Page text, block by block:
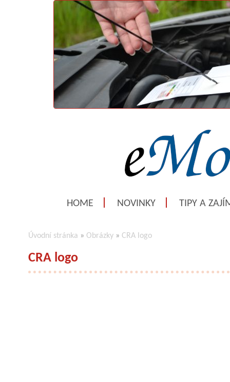
HOME NOVINKY TIPY A
Úvodní stránka » Obrázky » CRA logo
CRA logo